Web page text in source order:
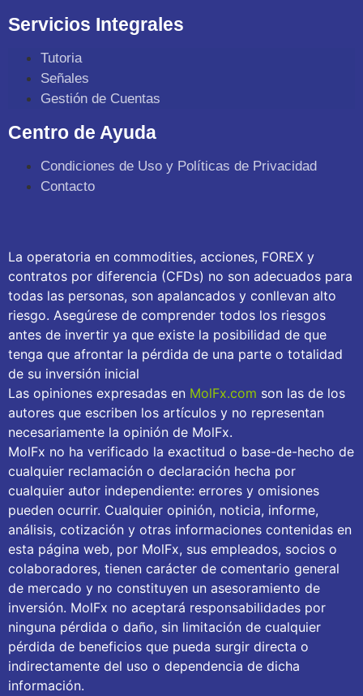
Servicios Integrales
Tutoria
Señales
Gestión de Cuentas
Centro de Ayuda
Condiciones de Uso y Políticas de Privacidad
Contacto
La operatoria en commodities, acciones, FOREX y
contratos por diferencia (CFDs) no son adecuados para
todas las personas, son apalancados y conllevan alto
riesgo. Asegúrese de comprender todos los riesgos
antes de invertir ya que existe la posibilidad de que
tenga que afrontar la pérdida de una parte o totalidad
de su inversión inicial
Las opiniones expresadas en MolFx.com son las de los
autores que escriben los artículos y no representan
necesariamente la opinión de MolFx.
MolFx no ha verificado la exactitud o base-de-hecho de
cualquier reclamación o declaración hecha por
cualquier autor independiente: errores y omisiones
pueden ocurrir. Cualquier opinión, noticia, informe,
análisis, cotización y otras informaciones contenidas en
esta página web, por MolFx, sus empleados, socios o
colaboradores, tienen carácter de comentario general
de mercado y no constituyen un asesoramiento de
inversión. MolFx no aceptará responsabilidades por
ninguna pérdida o daño, sin limitación de cualquier
pérdida de beneficios que pueda surgir directa o
indirectamente del uso o dependencia de dicha
información.